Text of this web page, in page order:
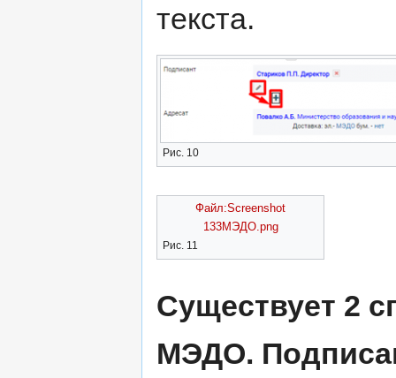
текста.
Рис. 10
Файл:Screenshot
133МЭДО.png
Рис. 11
Существует 2
МЭДО.